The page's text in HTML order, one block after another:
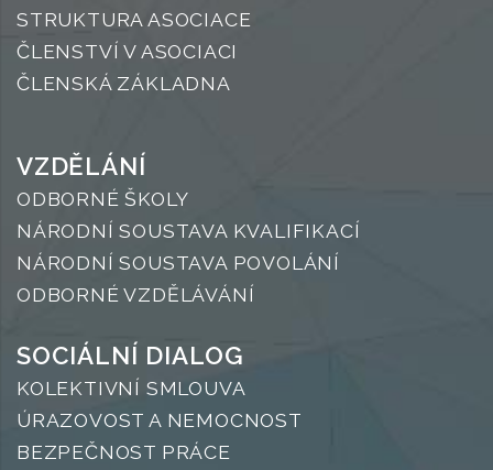
STRUKTURA ASOCIACE
ČLENSTVÍ V ASOCIACI
ČLENSKÁ ZÁKLADNA
VZDĚLÁNÍ
ODBORNÉ ŠKOLY
NÁRODNÍ SOUSTAVA KVALIFIKACÍ
NÁRODNÍ SOUSTAVA POVOLÁNÍ
ODBORNÉ VZDĚLÁVÁNÍ
SOCIÁLNÍ DIALOG
KOLEKTIVNÍ SMLOUVA
ÚRAZOVOST A NEMOCNOST
BEZPEČNOST PRÁCE